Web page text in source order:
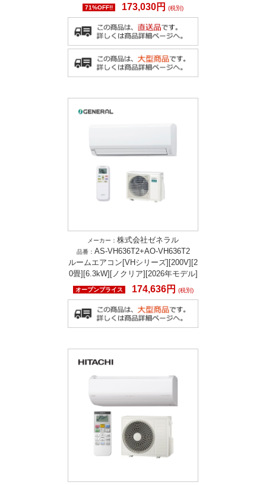
71%OFF!! 173,030円 (税別)
メーカー： 株式会社ゼネラル
品番： AS-VH636T2+AO-VH636T2
ルームエアコン[VHシリーズ][200V][2
0畳][6.3kW][ノクリア][2026年モデル]
オープンプライス 174,636円 (税別)